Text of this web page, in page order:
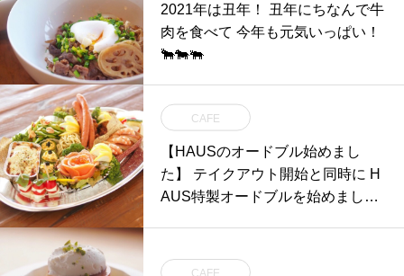
2021年は丑年！ 丑年にちなんで牛
肉を食べて 今年も元気いっぱい！
🐂🐄🐃
CAFE
【HAUSのオードブル始めまし
た】 テイクアウト開始と同時に H
AUS特製オードブルを始めました